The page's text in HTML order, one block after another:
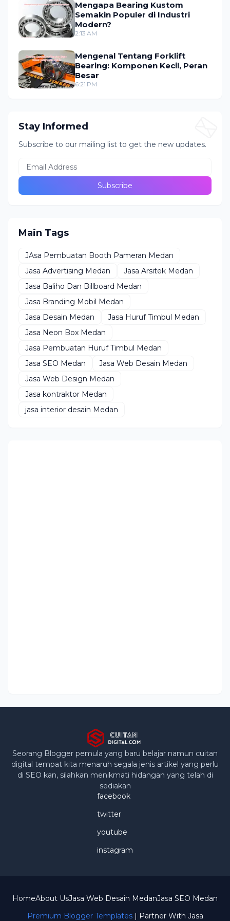
Mengapa Bearing Kustom
Semakin Populer di Industri
Modern?
2:13 AM
Mengenal Tentang Forklift
Bearing: Komponen Kecil, Peran
Besar
6:21 PM
Stay Informed
Subscribe to our mailing list to get the new updates.
Main Tags
JAsa Pembuatan Booth Pameran Medan
Jasa Advertising Medan
Jasa Arsitek Medan
Jasa Baliho Dan Billboard Medan
Jasa Branding Mobil Medan
Jasa Desain Medan
Jasa Huruf Timbul Medan
Jasa Neon Box Medan
Jasa Pembuatan Huruf Timbul Medan
Jasa SEO Medan
Jasa Web Desain Medan
Jasa Web Design Medan
Jasa kontraktor Medan
jasa interior desain Medan
Seorang Blogger pemula yang baru belajar namun cuitan
digital tempat kita menaruh segala jenis artikel yang perlu
di SEO kan, silahkan menikmati hidangan yang telah di
sediakan
facebook
twitter
youtube
instagram
Premium Blogger Templates| Partner With Jasa
HomeAbout UsJasa Web Desain MedanJasa SEO Medan